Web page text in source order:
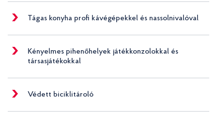
Tágas konyha profi kávégépekkel és nassolnivalóval
Kényelmes pihenőhelyek játékkonzolokkal és
társasjátékokkal
Védett biciklitároló